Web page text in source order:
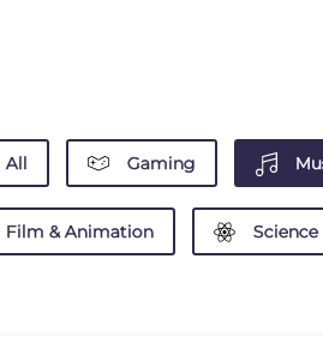
All Gaming
Film & Animation